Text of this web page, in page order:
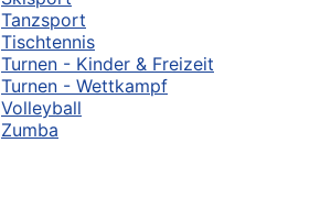
Tanzsport
Tischtennis
Turnen - Kinder & Freizeit
Turnen - Wettkampf
Volleyball
Zumba